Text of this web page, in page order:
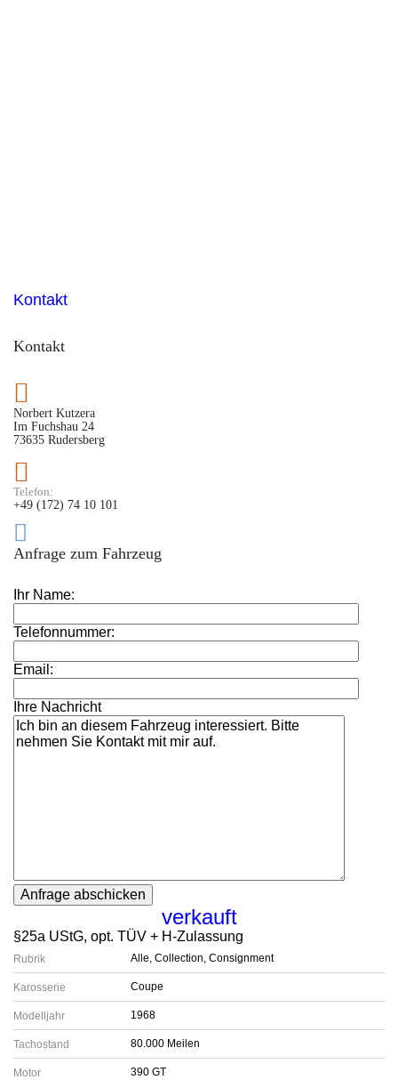
Kontakt
Kontakt
Norbert Kutzera
Im Fuchshau 24
73635 Rudersberg
Telefon:
+49 (172) 74 10 101
Anfrage zum Fahrzeug
Ihr Name:
Telefonnummer:
Email:
Ihre Nachricht
verkauft
§25a UStG, opt. TÜV + H-Zulassung
Rubrik Alle, Collection, Consignment
Karosserie Coupe
Modelljahr 1968
Tachostand 80.000 Meilen
Motor 390 GT